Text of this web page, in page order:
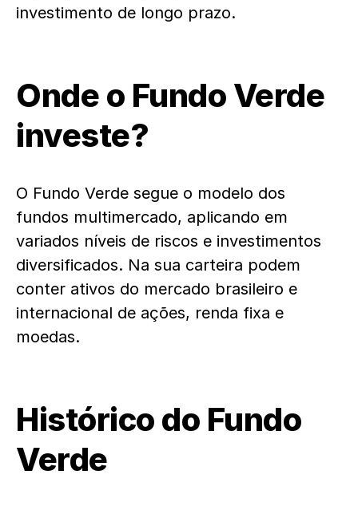
investimento de longo prazo.
Onde o Fundo Verde
investe?
O Fundo Verde segue o modelo dos
fundos multimercado, aplicando em
variados níveis de riscos e investimentos
diversificados. Na sua carteira podem
conter ativos do mercado brasileiro e
internacional de ações, renda fixa e
moedas.
Histórico do Fundo
Verde